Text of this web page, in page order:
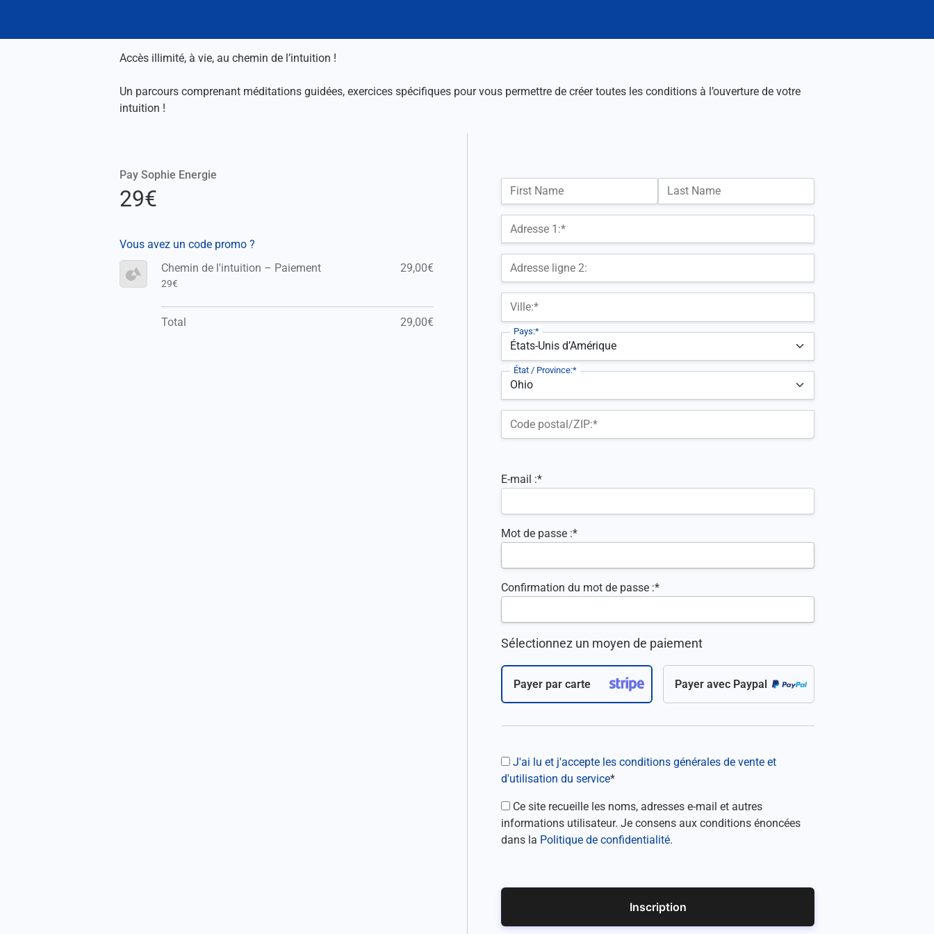
Accès illimité, à vie, au chemin de l’intuition !
Un parcours comprenant méditations guidées, exercices spécifiques pour vous permettre de créer toutes les conditions à l’ouverture de votre
intuition !
Nom :
First Name Last Name
Billing Address
Adresse 1:*
Adresse ligne 2:
Ville:*
Pays:*
État / Province:*
Code postal/ZIP:*
E-mail :*
Mot de passe :*
Confirmation du mot de passe :*
Sélectionnez un moyen de paiement
Payer par carte Payer avec Paypal
J'ai lu et j'accepte les conditions générales de vente et
d'utilisation du service*
Ce site recueille les noms, adresses e-mail et autres
informations utilisateur. Je consens aux conditions énoncées
dans la Politique de confidentialité.
Aucune valeur
Pay Sophie Energie
29€
Vous avez un code promo ?
Chemin de l'intuition – Paiement
29€
29,00€
Total 29,00€